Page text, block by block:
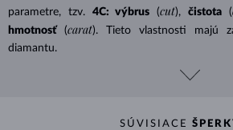
parametre, tzv.
4C: výbrus (cut), čistota (
hmotnosť
(carat). Tieto vlastnosti majú
diamantu.
SÚVISIACE